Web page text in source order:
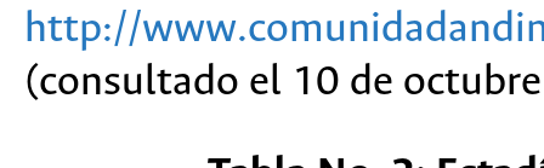
http://
(consultado el 10 de